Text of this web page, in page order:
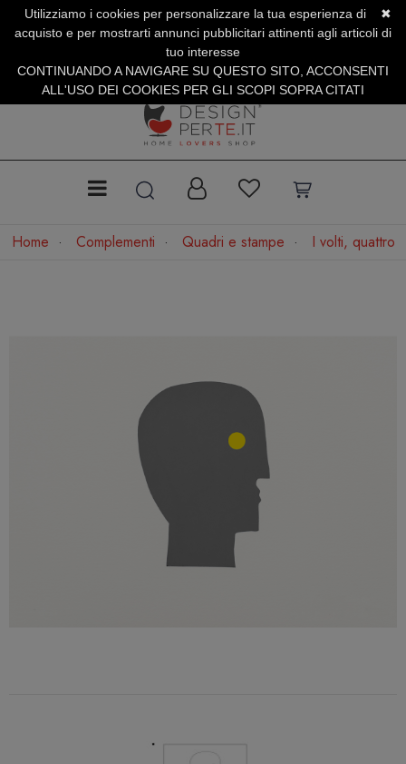
SERVIZIO CLIENTI +39.0773.470.562
SUMMER SALES | Fino al 31 Agosto
Home Complementi Quadri e stampe I volti, quattro
✖
Utilizziamo i cookies per personalizzare la tua esperienza di
acquisto e per mostrarti annunci pubblicitari attinenti agli articoli di
tuo interesse
CONTINUANDO A NAVIGARE SU QUESTO SITO, ACCONSENTI
ALL'USO DEI COOKIES PER GLI SCOPI SOPRA CITATI